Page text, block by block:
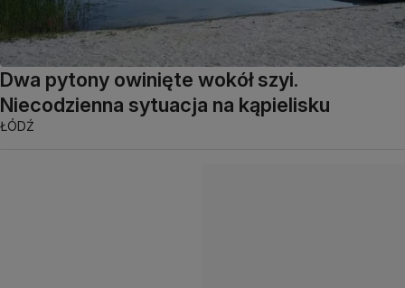
Dwa pytony owinięte wokół szyi.
Niecodzienna sytuacja na kąpielisku
ŁÓDŹ